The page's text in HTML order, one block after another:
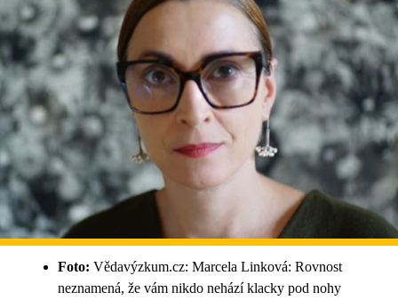
Foto: Vědavýzkum.cz: Marcela Linková: Rovnost
neznamená, že vám nikdo nehází klacky pod nohy